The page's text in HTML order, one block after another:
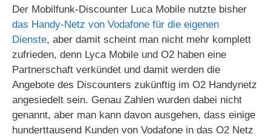
Der Mobilfunk-Discounter Luca Mobile nutzte bisher
das Handy-Netz von Vodafone für die eigenen
Dienste, aber damit scheint man nicht mehr komplett
zufrieden, denn Lyca Mobile und O2 haben eine
Partnerschaft verkündet und damit werden die
Angebote des Discounters zukünftig im O2 Handynetz
angesiedelt sein. Genau Zahlen wurden dabei nicht
genannt, aber man kann davon ausgehen, dass einige
hunderttausend Kunden von Vodafone in das O2 Netz